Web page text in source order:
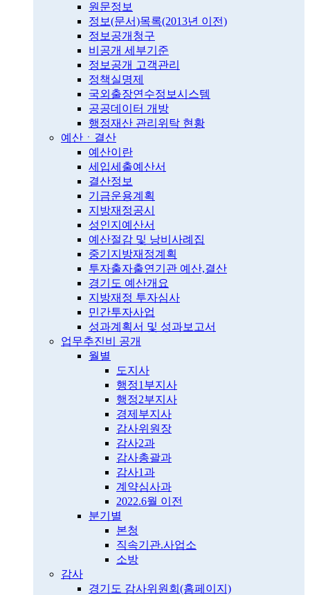
원문정보
정보(문서)목록(2013년 이전)
정보공개청구
비공개 세부기준
정보공개 고객관리
정책실명제
국외출장연수정보시스템
공공데이터 개방
행정재산 관리위탁 현황
예산ㆍ결산
예산이란
세입세출예산서
결산정보
기금운용계획
지방재정공시
성인지예산서
예산절감 및 낭비사례집
중기지방재정계획
투자출자출연기관 예산,결산
경기도 예산개요
지방재정 투자심사
민간투자사업
성과계획서 및 성과보고서
업무추진비 공개
월별
도지사
행정1부지사
행정2부지사
경제부지사
감사위원장
감사2과
감사총괄과
감사1과
계약심사과
2022.6월 이전
분기별
본청
직속기관.사업소
소방
감사
경기도 감사위원회(홈페이지)